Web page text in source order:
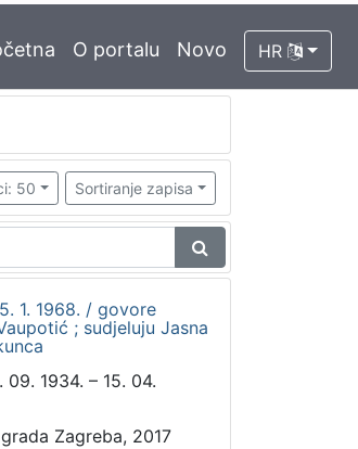
O portalu Novo HR
50 Sortiranje zapisa
1. 1968. / govore
; sudjeluju Jasna
1934. – 15. 04.
Zagreba, 2017